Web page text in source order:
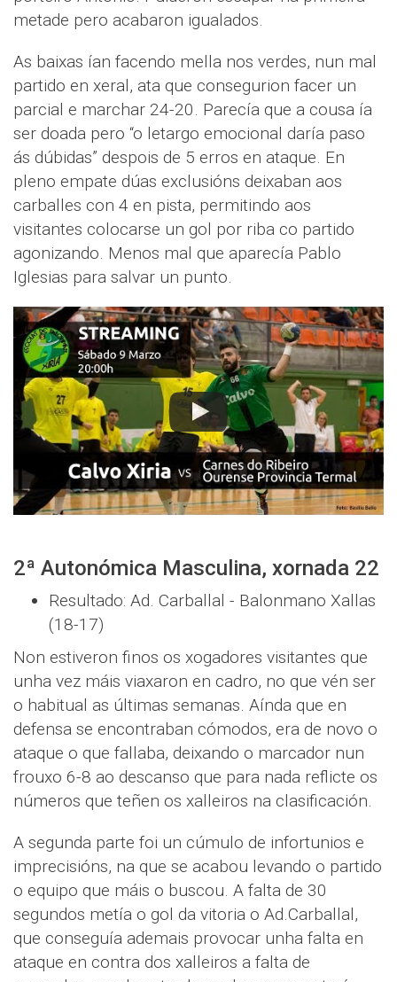
metade pero acabaron igualados.
As baixas ían facendo mella nos verdes, nun mal
partido en xeral, ata que consegurion facer un
parcial e marchar 24-20. Parecía que a cousa ía
ser doada pero “o letargo emocional daría paso
ás dúbidas” despois de 5 erros en ataque. En
pleno empate dúas exclusións deixaban aos
carballes con 4 en pista, permitindo aos
visitantes colocarse un gol por riba co partido
agonizando. Menos mal que aparecía Pablo
Iglesias para salvar un punto.
2ª Autonómica Masculina, xornada 22
Resultado: Ad. Carballal - Balonmano Xallas
(18-17)
Non estiveron finos os xogadores visitantes que
unha vez máis viaxaron en cadro, no que vén ser
o habitual as últimas semanas. Aínda que en
defensa se encontraban cómodos, era de novo o
ataque o que fallaba, deixando o marcador nun
frouxo 6-8 ao descanso que para nada reflicte os
números que teñen os xalleiros na clasificación.
A segunda parte foi un cúmulo de infortunios e
imprecisións, na que se acabou levando o partido
o equipo que máis o buscou. A falta de 30
segundos metía o gol da vitoria o Ad.Carballal,
que conseguía ademais provocar unha falta en
ataque en contra dos xalleiros a falta de